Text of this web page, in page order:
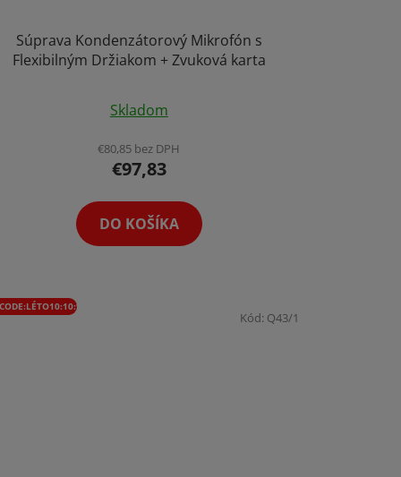
Súprava Kondenzátorový Mikrofón s
Flexibilným Držiakom + Zvuková karta
hodnotenie
produktu
je
z
Skladom
€80,85 bez DPH
€97,83
DO KOŠÍKA
Kód: Q43/1